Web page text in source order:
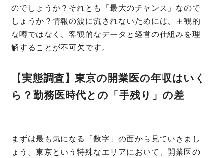
のでしょうか？それとも「最大のチャンス」なので
しょうか？情報の波に流されないためには、主観的
な噂ではなく、客観的なデータと経営の仕組みを理
解することが不可欠です。
【実態調査】東京の開業医の年収はいく
ら？勤務医時代との「手残り」の差
まずは最も気になる「数字」の面から見ていきまし
ょう。東京という特殊なエリアにおいて、開業医の